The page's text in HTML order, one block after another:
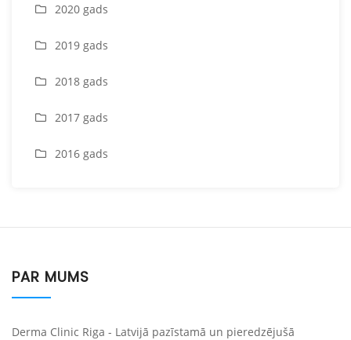
2020 gads
2019 gads
2018 gads
2017 gads
2016 gads
PAR MUMS
Derma Clinic Riga - Latvijā pazīstamā un pieredzējušā